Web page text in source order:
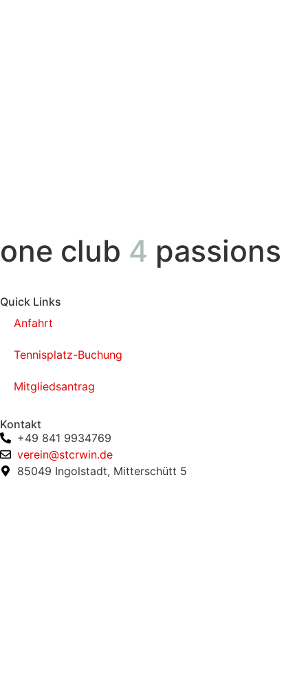
one club 4 passions
Quick Links
Anfahrt
Tennisplatz-Buchung
Mitgliedsantrag
Kontakt
+49 841 9934769
verein@stcrwin.de
85049 Ingolstadt, Mitterschütt 5